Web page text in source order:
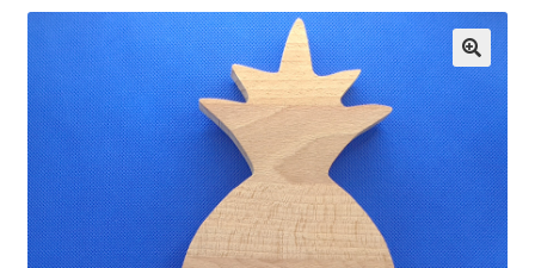
menu
enfant
Blog
Contact